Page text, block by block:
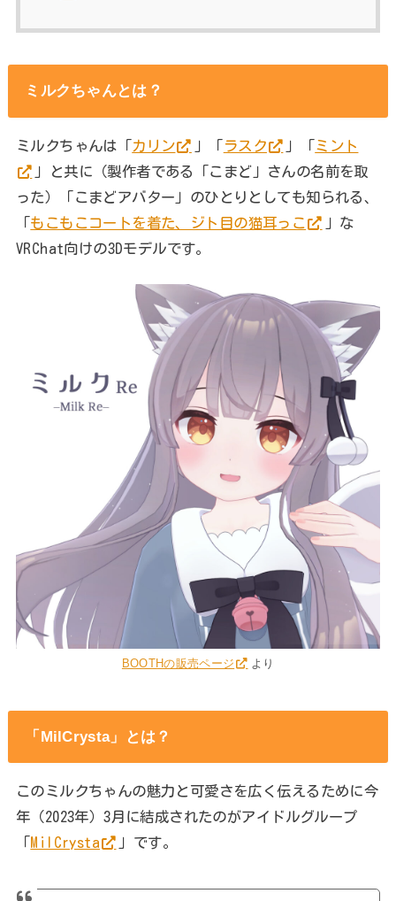
ミルクちゃんとは？
ミルクちゃんは「カリン 」「ラスク 」「ミント
」と共に（製作者である「こまど」さんの名前を取
った）「こまどアバター」のひとりとしても知られる、
「もこもこコートを着た、ジト目の猫耳っこ
」な
VRChat向けの3Dモデルです。
BOOTHの販売ページ より
「MilCrysta」とは？
このミルクちゃんの魅力と可愛さを広く伝えるために今
年（2023年）3月に結成されたのがアイドルグループ
MilCrysta 」です。